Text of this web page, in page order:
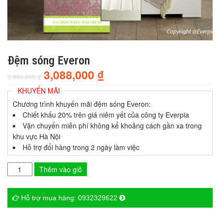
Đệm sóng Everon
3,860,000₫ 3,088,000 ₫
KHUYẾN MÃI
Chương trình khuyến mãi đệm sóng Everon:
Chiết khấu 20% trên giá niêm yết của công ty Everpia
Vận chuyển miễn phí không kể khoảng cách gần xa trong
khu vực Hà Nội
Hỗ trợ đổi hàng trong 2 ngày làm việc
Thêm vào giỏ
Hỗ trợ mua hàng: 0932329622